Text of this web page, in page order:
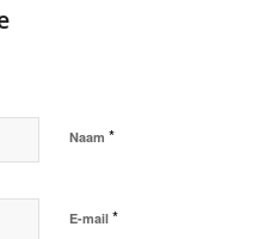
Naam *
E-mail *